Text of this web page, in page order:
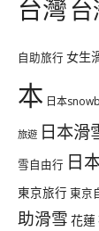
台灣
自助旅行 女生
本 日本
旅遊 日本滑
雪自由行 日
東京旅行 東京
助滑雪 花蓮